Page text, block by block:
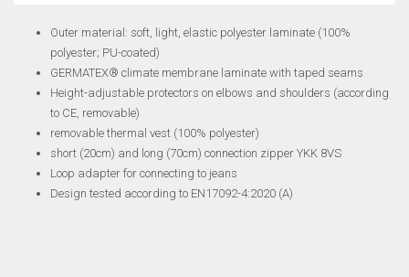
Outer material: soft, light, elastic polyester laminate (100%
polyester; PU-coated)
GERMATEX® climate membrane laminate with taped seams
Height-adjustable protectors on elbows and shoulders (according
to CE, removable)
removable thermal vest (100% polyester)
short (20cm) and long (70cm) connection zipper YKK 8VS
Loop adapter for connecting to jeans
Design tested according to EN17092-4:2020 (A)